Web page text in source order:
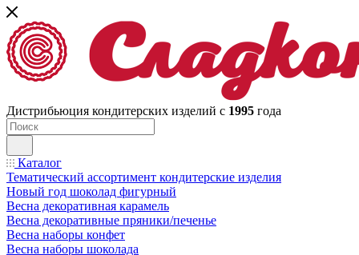
Дистрибьюция кондитерских изделий с 1995 года
Каталог
Тематический ассортимент кондитерские изделия
Новый год шоколад фигурный
Весна декоративная карамель
Весна декоративные пряники/печенье
Весна наборы конфет
Весна наборы шоколада